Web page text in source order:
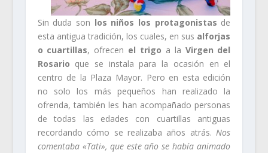
Sin duda son los niños los protagonistas de
esta antigua tradición, los cuales, en sus alforjas
o cuartillas, ofrecen el trigo a la Virgen del
Rosario que se instala para la ocasión en el
centro de la Plaza Mayor. Pero en esta edición
no solo los más pequeños han realizado la
ofrenda, también les han acompañado personas
de todas las edades con cuartillas antiguas
recordando cómo se realizaba años atrás. Nos
comentaba «Tati», que este año se había animado